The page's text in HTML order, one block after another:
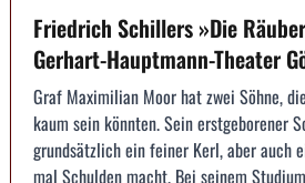
Friedrich Schillers »Die
Gerhart-Hauptmann-Theater
Graf Maximilian Moor hat zwei Söhne,
kaum sein könnten. Sein erstgeborener
grundsätzlich ein feiner Kerl, aber auch
mal Schulden macht. Bei seinem